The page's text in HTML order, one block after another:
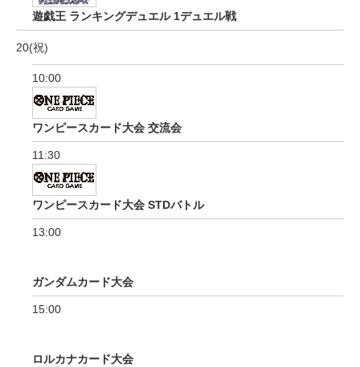
遊戯王 ランキングデュエル 1デュエル戦
20(祝)
10:00
ワンピースカード大会 交流会
11:30
ワンピースカード大会 STDバトル
13:00
ガンダムカード大会
15:00
ロルカナカード大会